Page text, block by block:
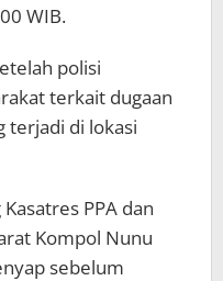
WIB.
polisi
terkait dugaan
terjadi di lokasi
PPA dan
Kompol Nunu
sebelum